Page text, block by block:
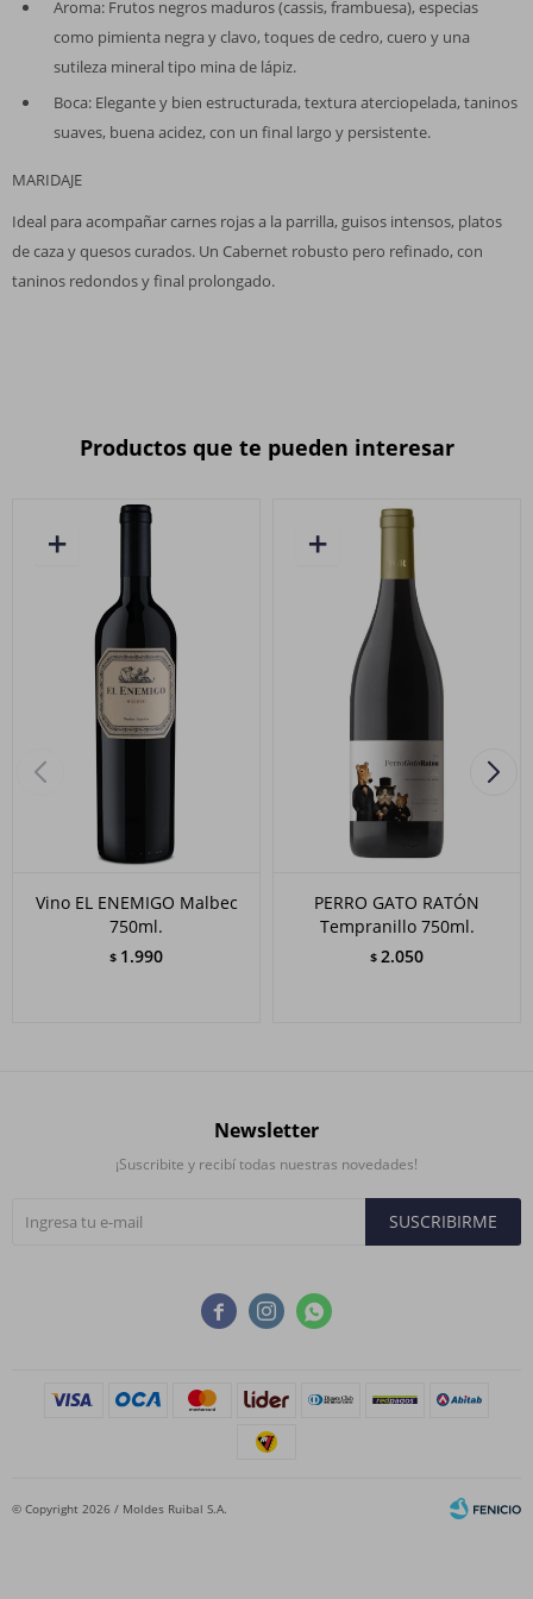
Aroma: Frutos negros maduros (cassis, frambuesa), especias
como pimienta negra y clavo, toques de cedro, cuero y una
sutileza mineral tipo mina de lápiz.
Boca: Elegante y bien estructurada, textura aterciopelada, taninos
suaves, buena acidez, con un final largo y persistente.
MARIDAJE
Ideal para acompañar carnes rojas a la parrilla, guisos intensos, platos
de caza y quesos curados. Un Cabernet robusto pero refinado, con
taninos redondos y final prolongado.
Productos que te pueden interesar
Vino EL ENEMIGO Malbec
750ml.
$ 1.990
PERRO GATO RATÓN
Tempranillo 750ml.
$ 2.050
  
Newsletter
¡Suscribite y recibí todas nuestras novedades!
SUSCRIBIRME
© Copyright 2026 / Moldes Ruibal S.A.